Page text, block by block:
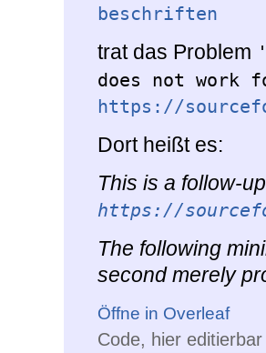
beschriften
trat das Problem
does not work
https://
Dort heißt es:
This is a follow-
https://
The following
second merely
Öffne in Overleaf
Code, hier